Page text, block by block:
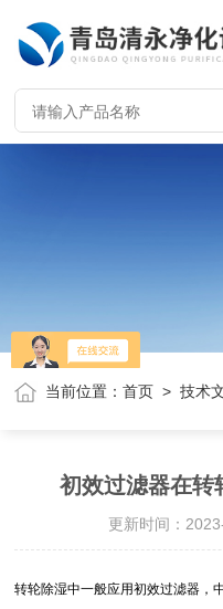
当前位置：首页 >技术
初效过滤器在转
更新时间：
转轮除湿中一般应用初效过滤器，